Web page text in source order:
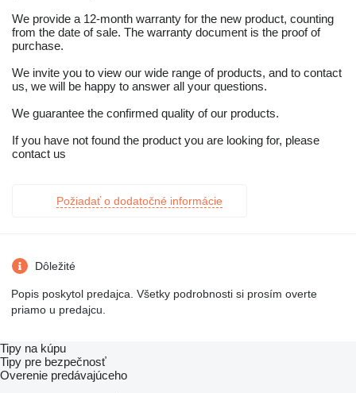
We provide a 12-month warranty for the new product, counting
from the date of sale. The warranty document is the proof of
purchase.
We invite you to view our wide range of products, and to contact
us, we will be happy to answer all your questions.
We guarantee the confirmed quality of our products.
If you have not found the product you are looking for, please
contact us
Požiadať o dodatočné informácie
Dôležité
Popis poskytol predajca. Všetky podrobnosti si prosím overte
priamo u predajcu.
Tipy na kúpu
Tipy pre bezpečnosť
Overenie predávajúceho